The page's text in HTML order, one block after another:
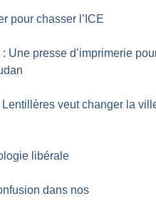
pour chasser l’ICE
Une presse d’imprimerie
veut changer la
libérale
dans nos